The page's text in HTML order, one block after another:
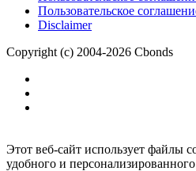
Размещение рекламы
Обратная связь
Пользовательское соглашение
Copyright (c) 2004-2026 Cbonds